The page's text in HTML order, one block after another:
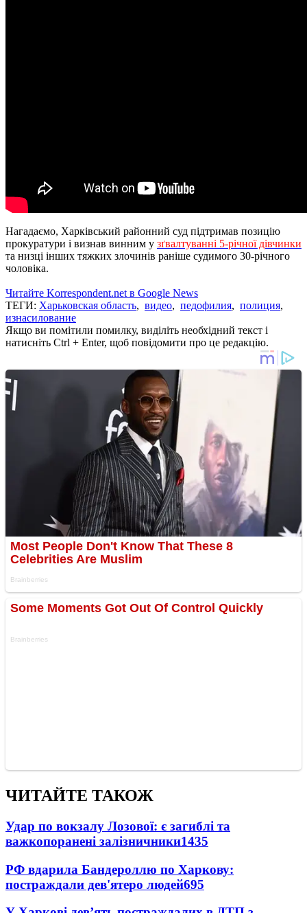
Нагадаємо, Харківський районний суд підтримав позицію
прокуратури і визнав винним у зґвалтуванні 5-річної дівчинки
та низці інших тяжких злочинів раніше судимого 30-річного
чоловіка.
Читайте Korrespondent.net в Google News
ТЕГИ: Харьковская область, видео, педофилия, полиция,
изнасилование
Якщо ви помітили помилку, виділіть необхідний текст і
натисніть Ctrl + Enter, щоб повідомити про це редакцію.
ЧИТАЙТЕ ТАКОЖ
Удар по вокзалу Лозової: є загиблі та
важкопоранені залізничники1435
РФ вдарила Бандероллю по Харкову:
постраждали дев'ятеро людей695